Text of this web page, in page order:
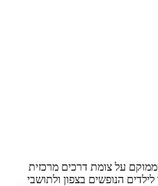
על צומת דרכים מרכזית
הנופשים בצפון ולתושבי